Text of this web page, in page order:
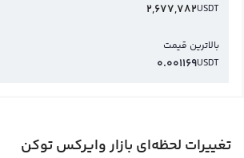
USDT
2,677,782
بالاترین قیمت
USDT
0.001169
تغییرات لحظه‌ای بازار وایرکس توکن